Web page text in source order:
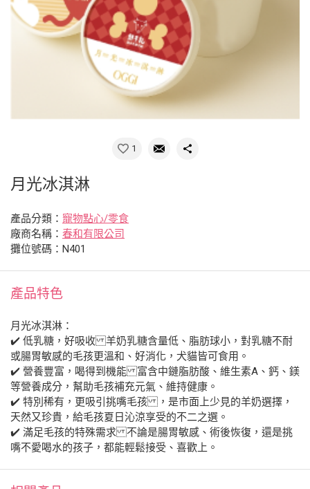
1
月光冰淇淋
產品分類： 寵物點心/零食
廠商名稱： 春和有限公司
攤位號碼：N401
產品特色
月光冰淇淋：
✔️ 低乳糖，好吸收 羊奶乳糖含量低、脂肪球小，對乳糖不耐
或腸胃敏感的毛孩更溫和、好消化，犬貓皆可食用。
✔️ 營養豐富，喝得到機能 富含中鏈脂肪酸、維生素A、鈣、鎂
等營養成分，幫助毛孩補充元氣、維持健康。
✔️ 特別稀有，更吸引挑嘴毛孩 ，是市面上少見的羊奶選擇，
天然又珍貴，給毛孩夏日沁涼享受的不二之選。
✔️ 滿足毛孩的特殊需求 不論是腸胃敏感、術後恢復，還是挑
嘴不愛喝水的孩子，都能輕鬆接受、喜歡上。